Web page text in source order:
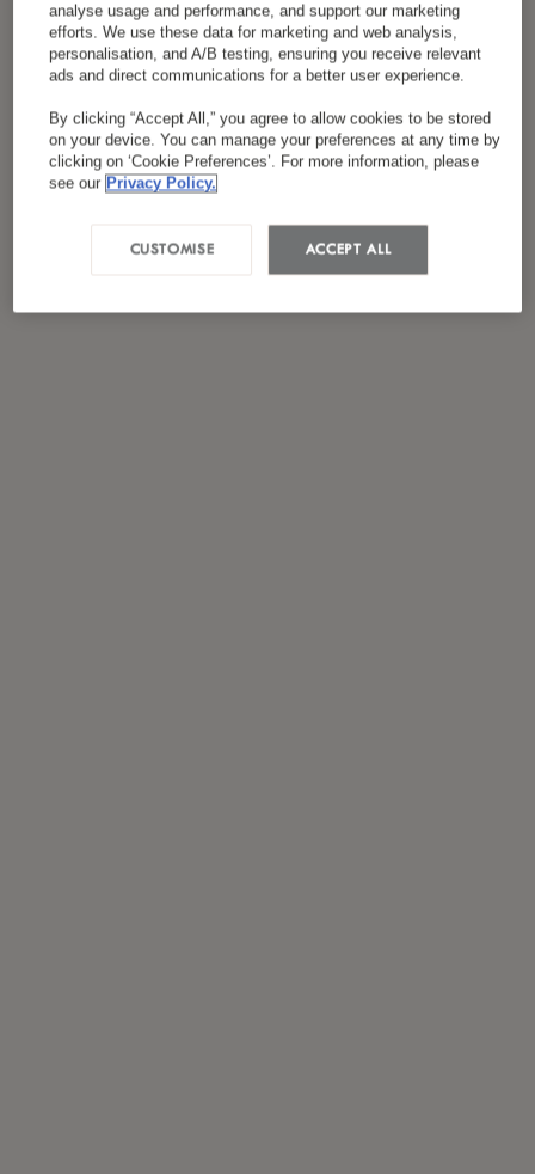
analyse usage and performance, and support our marketing
efforts. We use these data for marketing and web analysis,
personalisation, and A/B testing, ensuring you receive relevant
ads and direct communications for a better user experience.
By clicking “Accept All,” you agree to allow cookies to be stored
on your device. You can manage your preferences at any time by
clicking on ‘Cookie Preferences’. For more information, please
see our Privacy Policy.
ACCEPT ALL
CUSTOMISE